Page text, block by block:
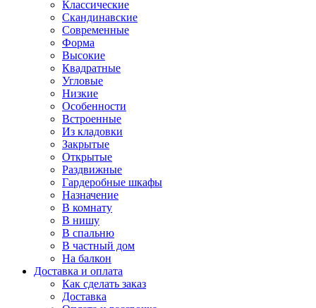
Классические
Скандинавские
Современные
Форма
Высокие
Квадратные
Угловые
Низкие
Особенности
Встроенные
Из кладовки
Закрытые
Открытые
Раздвижные
Гардеробные шкафы
Назначение
В комнату
В нишу
В спальню
В частный дом
На балкон
Доставка и оплата
Как сделать заказ
Доставка